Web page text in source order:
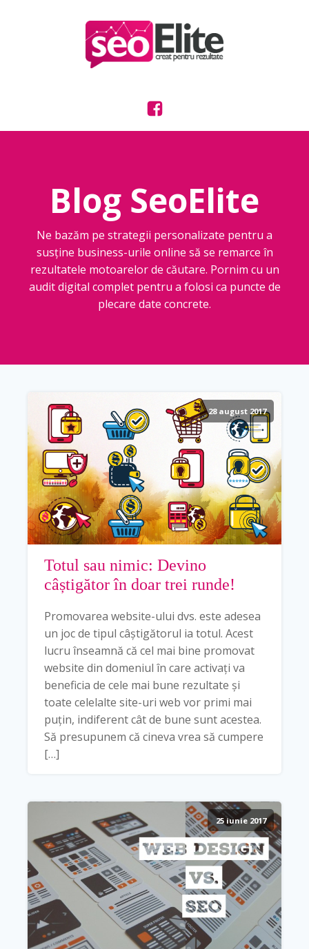
Blog SeoElite
Ne bazăm pe strategii personalizate pentru a
susține business-urile online să se remarce în
rezultatele motoarelor de căutare. Pornim cu un
audit digital complet pentru a folosi ca puncte de
plecare date concrete.
28 august 2017
Totul sau nimic: Devino
câștigător în doar trei runde!
Promovarea website-ului dvs. este adesea
un joc de tipul câștigătorul ia totul. Acest
lucru înseamnă că cel mai bine promovat
website din domeniul în care activați va
beneficia de cele mai bune rezultate și
toate celelalte site-uri web vor primi mai
puțin, indiferent cât de bune sunt acestea.
Să presupunem că cineva vrea să cumpere
[…]
25 iunie 2017